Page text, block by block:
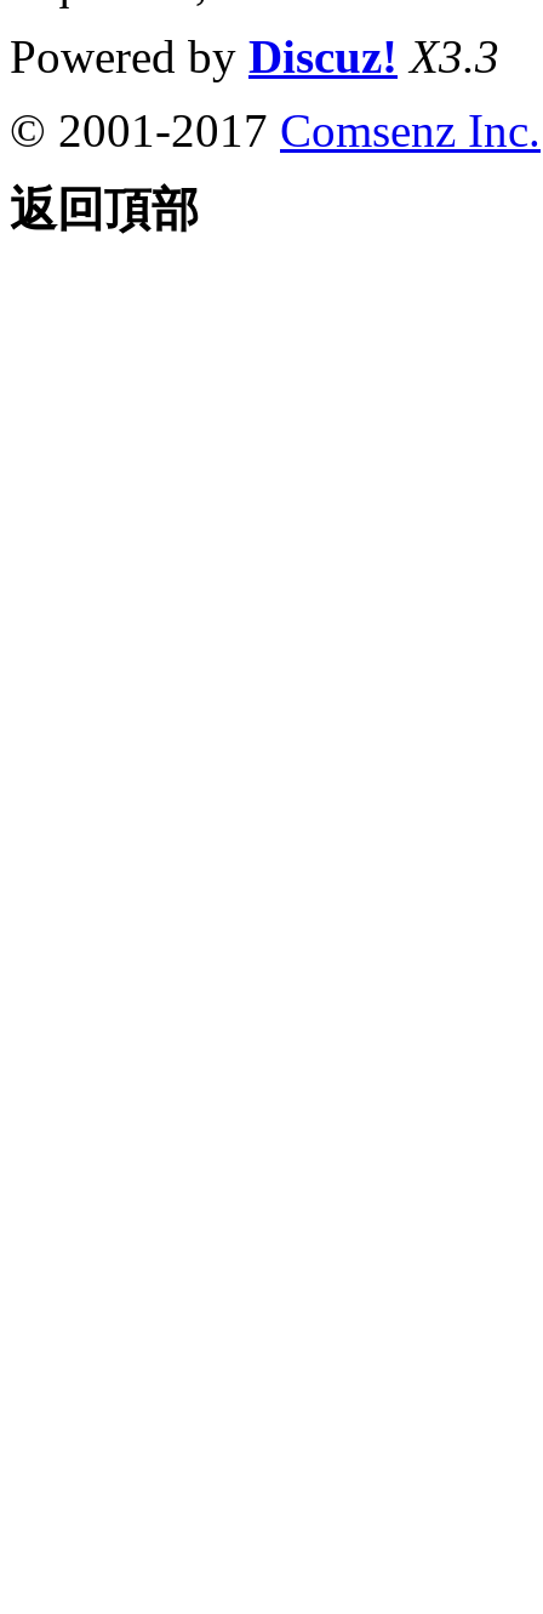
Powered by Discuz! X3.3
© 2001-2017 Comsenz Inc.
返回頂部